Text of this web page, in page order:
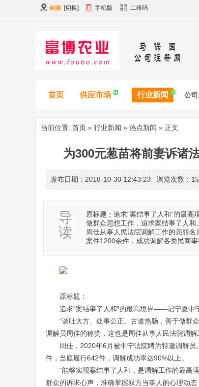
全国 [切换] 手机版 二维码
首页 供应市场 行业新闻 公
当前位置: 首页 » 行业新闻 » 热点新闻 » 正文
为300元葱苗将前妻诉诸
发布日期：2018-10-30 12:43:23 浏览次数：
导
读
原标题：追求“案结事了人和”的最
做群众思想工作，追求案结事了人
周佳从事人民法院调解工作的亮丽
案件1200余件，成功调解各类民商
原标题：
追求“案结事了人和”的最高境界——记宁夏中
“谈吐大方、处事公正、古道热肠，善于做群
调解员周佳的称赞，这也是周佳从事人民法院调解
周佳，2020年6月被中宁法院聘为特邀调解
件，当庭履行642件，调解成功率达90%以上。
“能够实现案结事了人和，是调解工作的最高
群众的诉求心声，准确掌握双方当事人的心理动